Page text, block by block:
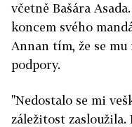
včetně Bašára
koncem svého
Annan tím, že se
podpory.
"Nedostalo se mi
záležitost zasloužila.